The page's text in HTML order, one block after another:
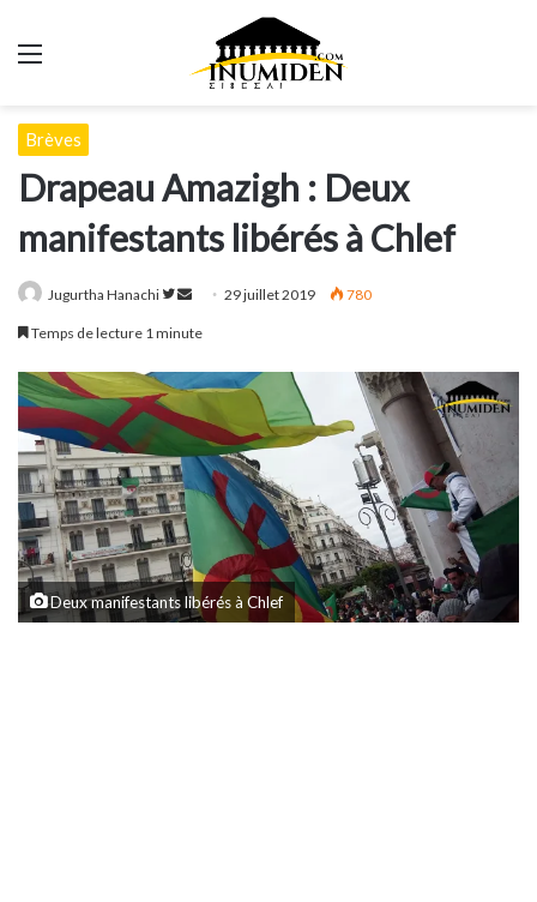
Menu
Brèves
Drapeau Amazigh : Deux
manifestants libérés à Chlef
Jugurtha Hanachi
Suivre
Envoyer29 juillet 2019 780
Temps de lecture 1 minute
Deux manifestants libérés à Chlef